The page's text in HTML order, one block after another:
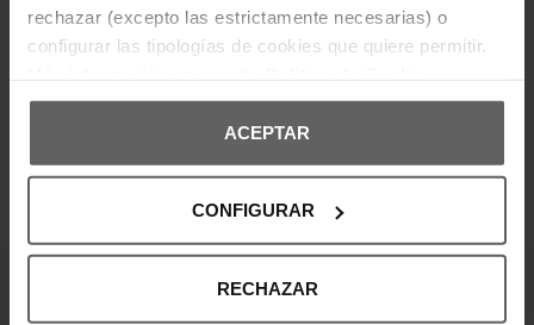
rechazar (excepto las estrictamente necesarias) o
configurar las tipologías de cookies que quiere permitir.
ACEPTAR
CONFIGURAR
RECHAZAR
DEVOLUCIONES Y CAMBIOS
INFORMACIÓN ENVÍOS
OPINIONES DE CLIENTES